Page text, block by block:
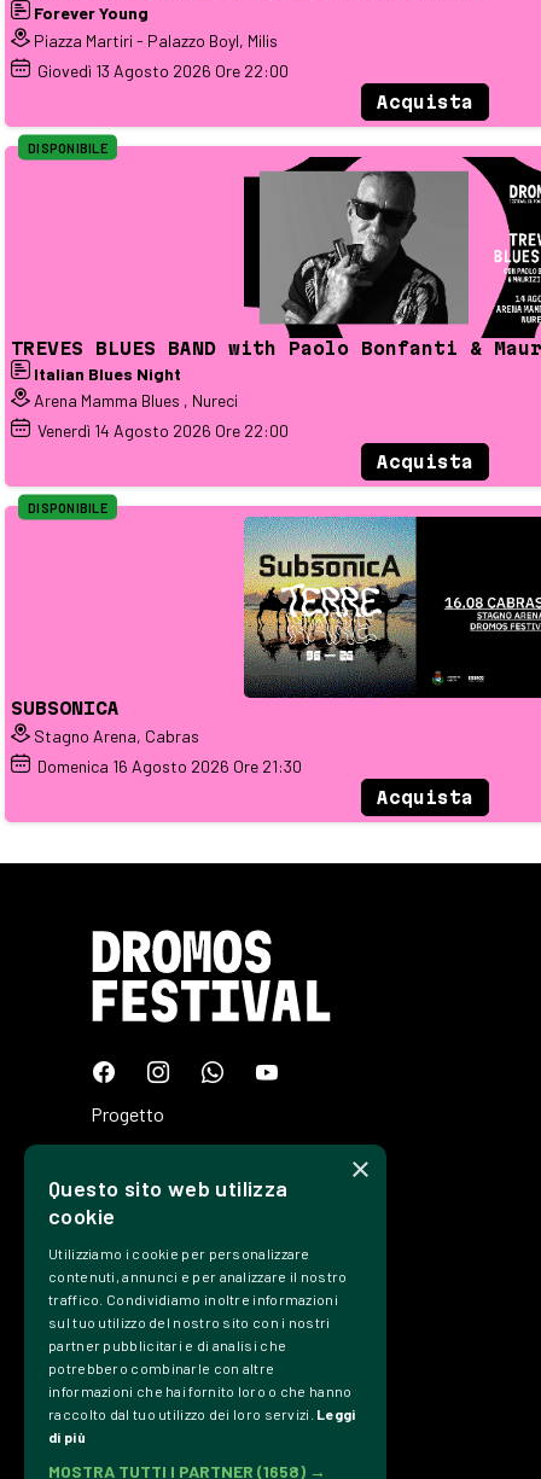
Forever Young
Piazza Martiri - Palazzo Boyl, Milis
Giovedì 13 Agosto 2026 Ore 22:00
Acquista
TREVES BLUES BAND with Paolo Bonfanti &
Italian Blues Night
Arena Mamma Blues , Nureci
Venerdì 14 Agosto 2026 Ore 22:00
DISPONIBILE
Acquista
SUBSONICA
Stagno Arena, Cabras
Domenica 16 Agosto 2026 Ore 21:30
DISPONIBILE
Acquista
Progetto
Tickets
Precedenti
Contatti
Trasparenza
Privacy Policy
×
Questo sito web utilizza
cookie
Utilizziamo i cookie per personalizzare
contenuti, annunci e per analizzare il nostro
traffico. Condividiamo inoltre informazioni
sul tuo utilizzo del nostro sito con i nostri
partner pubblicitari e di analisi che
potrebbero combinarle con altre
informazioni che hai fornito loro o che hanno
raccolto dal tuo utilizzo dei loro servizi. Leggi
di più
MOSTRA TUTTI I PARTNER (1658) →